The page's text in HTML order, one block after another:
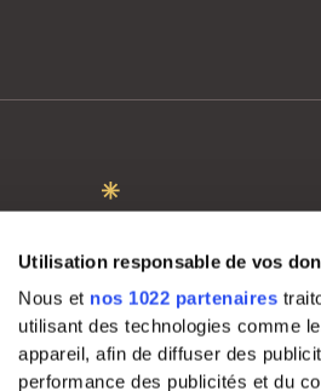
Utilisation responsable de vos
Nous et nos 1022 partenaires
utilisant des technologies comme
appareil, afin de diffuser des
performance des publicités et du
Me connecter